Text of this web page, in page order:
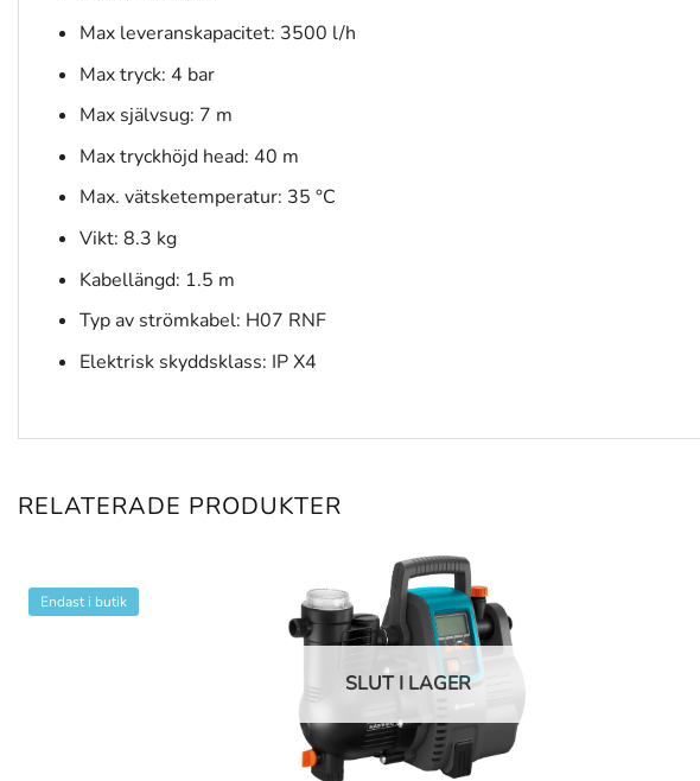
Max leveranskapacitet: 3500 l/h
Max tryck: 4 bar
Max självsug: 7 m
Max tryckhöjd head: 40 m
Max. vätsketemperatur: 35 °C
Vikt: 8.3 kg
Kabellängd: 1.5 m
Typ av strömkabel: H07 RNF
Elektrisk skyddsklass: IP X4
RELATERADE PRODUKTER
Endast i butik
SLUT I LAGER